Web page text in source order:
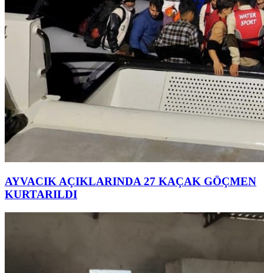
AYVACIK AÇIKLARINDA 27 KAÇAK GÖÇMEN
KURTARILDI